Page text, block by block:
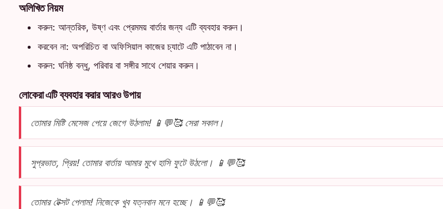
অলিখিত নিয়ম
করুন: আন্তরিক, উষ্ণ এবং প্রেমময় বার্তার জন্য এটি ব্যবহার করুন।
করবেন না: অপরিচিত বা অফিসিয়াল কাজের চ্যাটে এটি পাঠাবেন না।
করুন: ঘনিষ্ঠ বন্ধু, পরিবার বা সঙ্গীর সাথে শেয়ার করুন।
লোকেরা এটি ব্যবহার করার আরও উপায়
তোমার মিষ্টি মেসেজ পেয়ে জেগে উঠলাম! 📱💬🥰 সেরা সকাল।
সুপ্রভাত, প্রিয়! তোমার বার্তায় আমার মুখে হাসি ফুটে উঠলো। 📱💬🥰
তোমার টেক্সট পেলাম! নিজেকে খুব যত্নবান মনে হচ্ছে। 📱💬🥰